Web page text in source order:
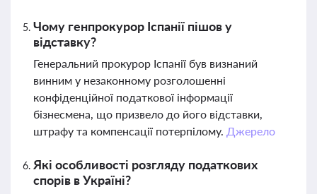
Чому генпрокурор Іспанії пішов у
відставку?
Генеральний прокурор Іспанії був визнаний
винним у незаконному розголошенні
конфіденційної податкової інформації
бізнесмена, що призвело до його відставки,
штрафу та компенсації потерпілому. Джерело
Які особливості розгляду податкових
спорів в Україні?